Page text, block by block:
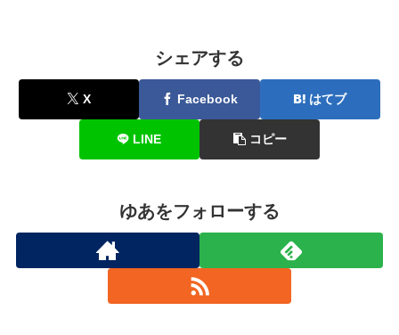
シェアする
X Facebook はてブ
LINE コピー
ゆあをフォローする